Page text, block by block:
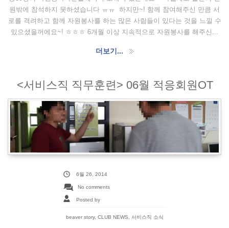
원밖에 참석하지 못하셨습니다 ㅠㅠ 하지만~! 함께 참여해주신 만큼 서
로를 격려하고 함께 자원봉사를 하는 많은 사람들이 있다는 것을 느낄 수
있으셨을꺼에요~! ㅎㅎㅎ 6개월 이상 지속적으로 자원봉사를 해주신...
더보기...
<서비스직 직무훈련> 06월 적응회원OT
6월 26, 2014
No comments
Posted by
beaver story, CLUB NEWS, 서비스직 소식